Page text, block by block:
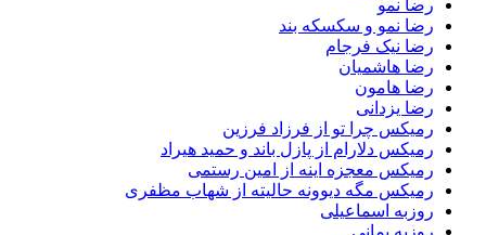
رضا نمو
رضا نمو و سکسکه بند
رضا نیک فرجام
رضا هاشمیان
رضا هامون
رضا یزدانی
رمیکس چرا تو از فرزاد فرزین
رمیکس دلارام از پازل باند و حمید هیراد
رمیکس معجزه اینه از امین رستمی
رمیکس مگه دیوونه حالیته از شهاب مظفری
روزبه اسماعیلی
روزبه بمانی